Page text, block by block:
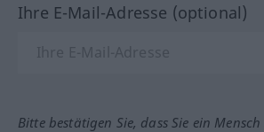
Ihre E-Mail-Adresse (optional)
Bitte bestätigen Sie, dass Sie ein